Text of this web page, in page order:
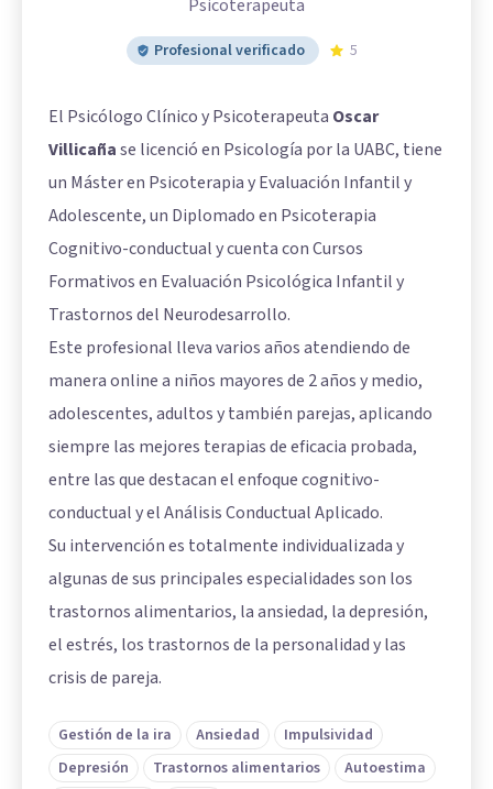
Psicoterapeuta
Profesional verificado 5
El Psicólogo Clínico y Psicoterapeuta Oscar
Villicañase licenció en Psicología por la UABC, tiene
un Máster en Psicoterapia y Evaluación Infantil y
Adolescente, un Diplomado en Psicoterapia
Cognitivo-conductual y cuenta con Cursos
Formativos en Evaluación Psicológica Infantil y
Trastornos del Neurodesarrollo.
Este profesional lleva varios años atendiendo de
manera online a niños mayores de 2 años y medio,
adolescentes, adultos y también parejas, aplicando
siempre las mejores terapias de eficacia probada,
entre las que destacan el enfoque cognitivo-
conductual y el Análisis Conductual Aplicado.
Su intervención es totalmente individualizada y
algunas de sus principales especialidades son los
trastornos alimentarios, la ansiedad, la depresión,
el estrés, los trastornos de la personalidad y las
crisis de pareja.
Gestión de la ira Ansiedad
Impulsividad
Depresión
Trastornos alimentarios
Autoestima